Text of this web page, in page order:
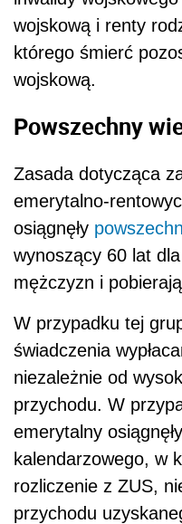
wojskową i renty
którego śmierć
wojskową.
Powszechny
Zasada dotycząca
emerytalno-
osiągnęły
wynoszący 60 lat
mężczyzn i
W przypadku tej
świadczenia
niezależnie od
przychodu. W
emerytalny
kalendarzowego, w
rozliczenie z ZUS,
przychodu